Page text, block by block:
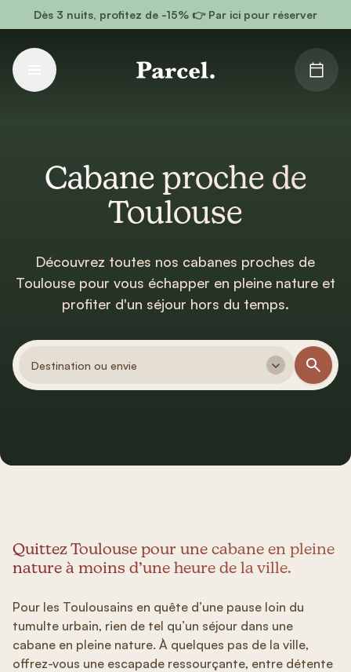
Aller au contenu principal
Dès 3 nuits, profitez de -15% 👉 Par ici pour réserver
Cabane proche de
Toulouse
Découvrez toutes nos cabanes proches de
Toulouse pour vous échapper en pleine nature et
profiter d'un séjour hors du temps.
Destination ou envie
Quittez Toulouse pour une cabane en pleine
nature à moins d’une heure de la ville.
Pour les Toulousains en quête d’une pause loin du
tumulte urbain, rien de tel qu’un séjour dans une
cabane en pleine nature. À quelques pas de la ville,
offrez-vous une escapade ressourçante, entre détente